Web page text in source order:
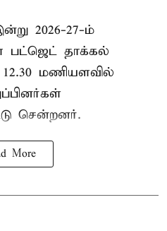
2026-27-ம்
தாக்கல்
மணியளவில்
சென்றனர்.
More